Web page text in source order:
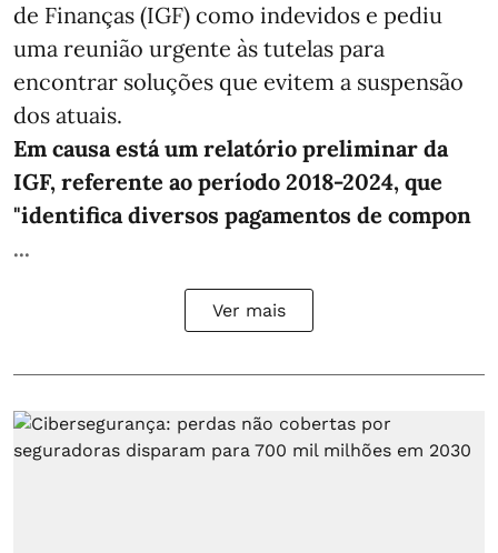
de Finanças (IGF) como indevidos e pediu
uma reunião urgente às tutelas para
encontrar soluções que evitem a suspensão
dos atuais.
Em causa está um relatório preliminar da
IGF, referente ao período 2018-2024, que
"identifica diversos pagamentos de compon
...
Ver mais